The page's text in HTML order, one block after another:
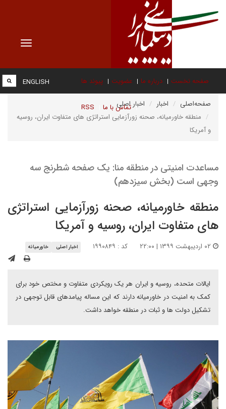
Toggle
صفحه نخست درباره ما عضویت پیوند ها
تماس با ما RSS
ENGLISH
صفحه‌اصلی اخبار
اخبار اصلی
منطقه خاورمیانه، صحنه زورآزمایی استراتژی های متفاوت ایران، روسیه
و آمریکا
مساعدت امنیتی در منطقه منا: یک صفحه شطرنج سه
وجهی است (بخش سیزدهم)
منطقه خاورمیانه، صحنه زورآزمایی استراتژی
های متفاوت ایران، روسیه و آمریکا
کد : ۱۹۹۰۸۴۹ اخبار اصلی خاورمیانه
ایالات متحده، روسیه و ایران هر یک رویکردی متفاوت و مختص خود برای
کمک به امنیت در خاورمیانه دارند که این مساله پیامدهای قابل توجهی در
تشکیل دولت ها و ثبات در منطقه خواهد داشت.